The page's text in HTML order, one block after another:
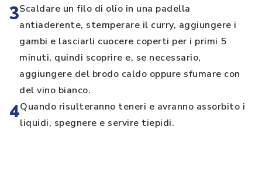
3Scaldare un filo di olio in una padella
antiaderente, stemperare il curry, aggiungere i
gambi e lasciarli cuocere coperti per i primi 5
minuti, quindi scoprire e, se necessario,
aggiungere del brodo caldo oppure sfumare con
del vino bianco.
4Quando risulteranno teneri e avranno assorbito i
liquidi, spegnere e servire tiepidi.